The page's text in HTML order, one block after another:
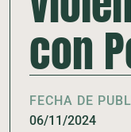
con
FECHA DE
06/11/2024